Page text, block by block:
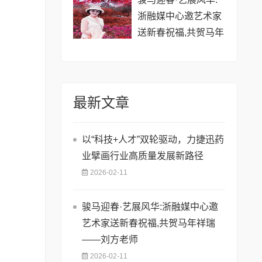
浙融媒中心邀艺术家
送新春祝福,共贺马年
最新文章
以“科技+人才”双轮驱动，力捷迅药
业擘画行业高质量发展新路径
2026-02-11
骏马迎春·艺展风华:浙融媒中心邀
艺术家送新春祝福,共贺马年祥瑞
——刘方老师
2026-02-11